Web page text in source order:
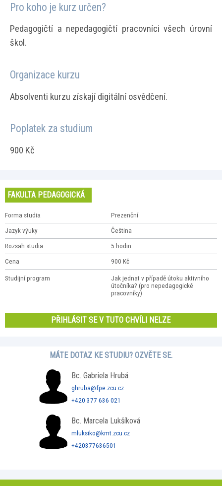
Pro koho je kurz určen?
Pedagogičtí a nepedagogičtí pracovníci všech úrovní
škol.
Organizace kurzu
Absolventi kurzu získají digitální osvědčení.
Poplatek za studium
900 Kč
FAKULTA PEDAGOGICKÁ
Forma studia Prezenční
Jazyk výuky Čeština
Rozsah studia 5 hodin
Cena 900 Kč
Studijní program
Jak jednat v případě útoku aktivního
útočníka? (pro nepedagogické
pracovníky)
PŘIHLÁSIT SE V TUTO CHVÍLI NELZE
MÁTE DOTAZ KE STUDIU? OZVĚTE SE.
Bc. Gabriela Hrubá
ghruba@fpe.zcu.cz
+420 377 636 021
Bc. Marcela Lukšíková
mluksiko@kmt.zcu.cz
+420377636501